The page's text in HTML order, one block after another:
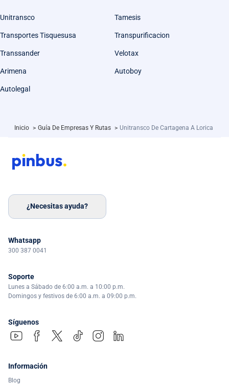
Unitransco Tamesis
Transportes Tisquesusa Transpurificacion
Transsander Velotax
Arimena Autoboy
Autolegal
Inicio > Guía De Empresas Y Rutas > Unitransco De Cartagena A Lorica
¿Necesitas ayuda?
Whatsapp
300 387 0041
Soporte
Lunes a Sábado de 6:00 a.m. a 10:00 p.m.
Domingos y festivos de 6:00 a.m. a 09:00 p.m.
Síguenos
Información
Blog